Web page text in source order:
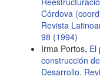
Córdova
Revista
98 (1994)
Irma Portos, El
construcción
Desarrollo.